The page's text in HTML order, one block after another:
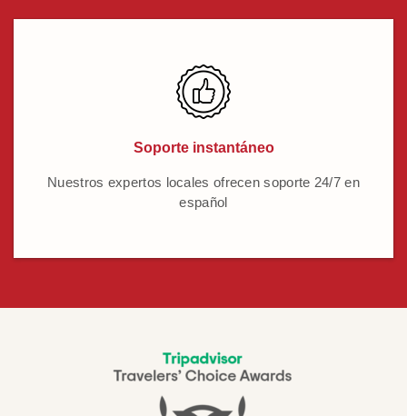
Soporte instantáneo
Nuestros expertos locales ofrecen soporte 24/7 en
español